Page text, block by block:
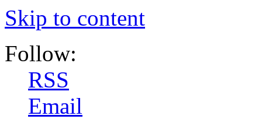
Skip to content
Follow:
RSS
Email